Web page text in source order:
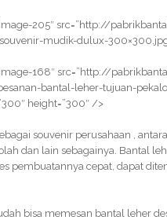
205″ src=”http://
mudik-dulux-
168″ src=”http://
bantal-leher-tujuan-
height=”300″ />
souvenir perusahaan ,
dan lain sebagainya. Bantal
pembuatannya cepat, dapat
bisa memesan bantal leher